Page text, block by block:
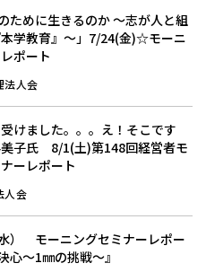
ために生きるのか 〜志が人と組
学教育』〜」7/24(金)☆モーニ
ポート
法人会
受けました。。。え！そこです
子氏 8/1(土)第148回経営者モ
ーレポート
人会
） モーニングセミナーレポー
心～1㎜の挑戦～』